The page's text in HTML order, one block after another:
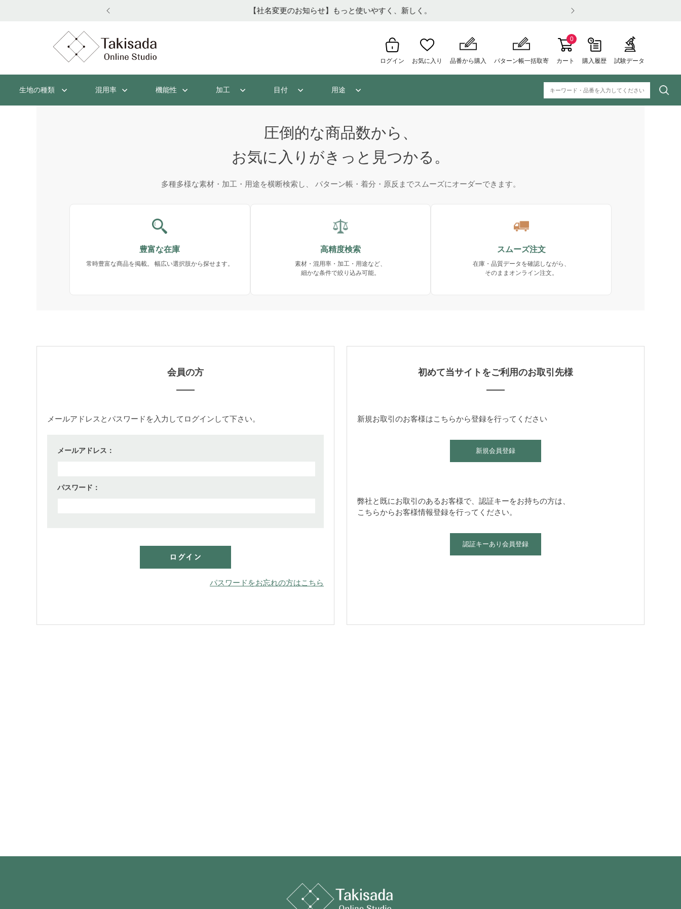
【社名変更のお知らせ】もっと使いやすく、新しく。
ログイン お気に入り 品番から購入 パターン帳一括取寄 カート
0
購入履歴 試験データ
生地の種類 混用率 機能性 加工 目付 用途
圧倒的な商品数から、
お気に入りがきっと見つかる。
多種多様な素材・加工・用途を横断検索し、 パターン帳・着分・原反までスムーズにオーダーできます。
豊富な在庫
常時豊富な商品を掲載。 幅広い選択肢から探せます。
高精度検索
素材・混用率・加工・用途など、
細かな条件で絞り込み可能。
スムーズ注文
在庫・品質データを確認しながら、
そのままオンライン注文。
会員の方
メールアドレス とパスワード を入力してログインして下さい。
メールアドレス：
パスワード：
パスワードをお忘れの方はこちら
初めて当サイトをご利用のお取引先様
新規お取引のお客様はこちらから登録を行ってください
新規会員登録
弊社と既にお取引のあるお客様で、認証キーをお持ちの方は、
こちらからお客様情報登録を行ってください。
認証キーあり会員登録